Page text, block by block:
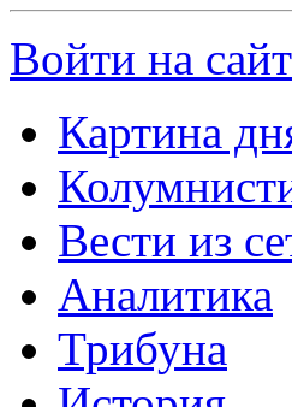
Войти на сайт
Картина
Вести из
Аналитика
Трибуна